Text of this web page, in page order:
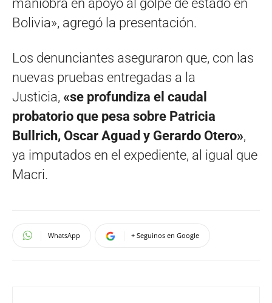
maniobra en apoyo al golpe de estado en
Bolivia», agregó la presentación.
Los denunciantes aseguraron que, con las
nuevas pruebas entregadas a la
Justicia, «se profundiza el caudal
probatorio que pesa sobre Patricia
Bullrich, Oscar Aguad y Gerardo Otero»,
ya imputados en el expediente, al igual que
Macri.
WhatsApp + Seguinos en Google